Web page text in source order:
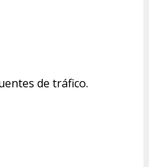
de tráfico.